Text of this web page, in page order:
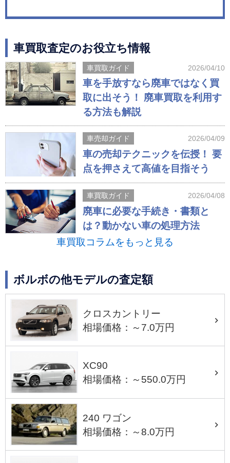
車買取査定のお役立ち情報
車買取ガイド 2026/04/10
車を手放すなら廃車ではなく買
取に出そう！ 廃車買取を利用す
る方法も解説
車売却ガイド 2026/04/09
車の売却テクニックを伝授！ 要
点を押さえて高値を目指そう
車買取ガイド 2026/04/08
廃車に必要な手続き・書類と
は？動かない車の処理方法
車買取コラムをもっと見る
ボルボの他モデルの査定額
クロスカントリー
相場価格：～7.0万円
XC90
相場価格：～550.0万円
240 ワゴン
相場価格：～8.0万円